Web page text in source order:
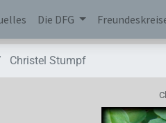
Die DFG
Christel Stumpf